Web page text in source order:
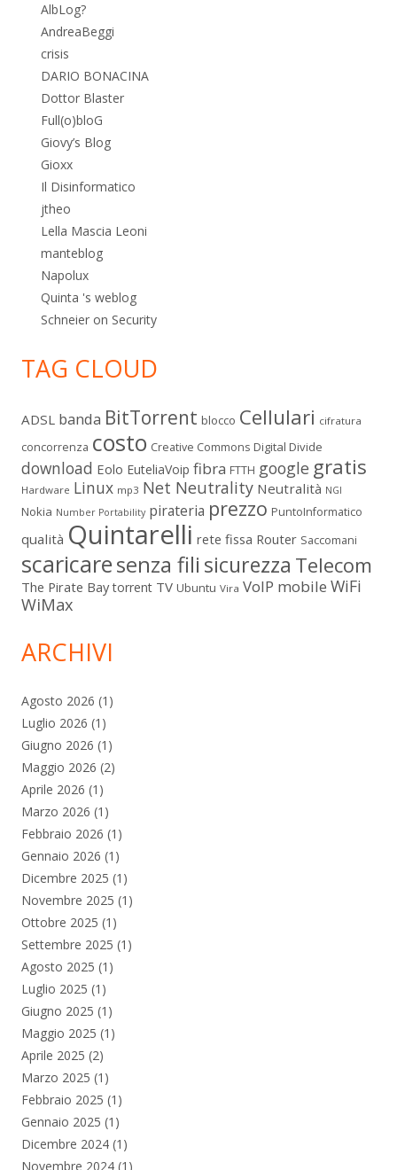
AlbLog?
AndreaBeggi
crisis
DARIO BONACINA
Dottor Blaster
Full(o)bloG
Giovy’s Blog
Gioxx
Il Disinformatico
jtheo
Lella Mascia Leoni
manteblog
Napolux
Quinta 's weblog
Schneier on Security
TAG CLOUD
ADSL banda BitTorrent blocco Cellulari cifratura
concorrenza costo Creative Commons Digital Divide
download Eolo EuteliaVoip fibra FTTH google gratis
Hardware Linux mp3 Net Neutrality Neutralità NGI
Nokia Number Portability pirateria prezzo PuntoInformatico
qualità Quintarelli rete fissa Router Saccomani
scaricaresenza fili sicurezza Telecom
The Pirate Bay torrent TV Ubuntu Vira VoIP mobile WiFi
WiMax
ARCHIVI
Agosto 2026 (1)
Luglio 2026 (1)
Giugno 2026 (1)
Maggio 2026 (2)
Aprile 2026 (1)
Marzo 2026 (1)
Febbraio 2026 (1)
Gennaio 2026 (1)
Dicembre 2025 (1)
Novembre 2025 (1)
Ottobre 2025 (1)
Settembre 2025 (1)
Agosto 2025 (1)
Luglio 2025 (1)
Giugno 2025 (1)
Maggio 2025 (1)
Aprile 2025 (2)
Marzo 2025 (1)
Febbraio 2025 (1)
Gennaio 2025 (1)
Dicembre 2024 (1)
Novembre 2024 (1)